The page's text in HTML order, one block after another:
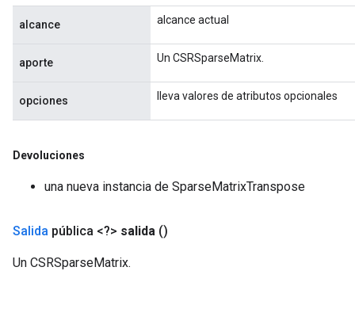
alcance alcance actual
aporte Un CSRSparseMatrix.
opciones lleva valores de atributos opcionales
Devoluciones
una nueva instancia de SparseMatrixTranspose
Salida pública <?> salida ()
Un CSRSparseMatrix.